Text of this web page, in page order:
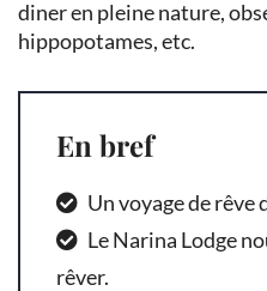
diner en pleine nature,
hippopotames, etc.
En bref
Un voyage de rêve
Le Narina Lodge
rêver.